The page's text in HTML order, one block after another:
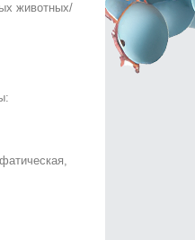
животных/